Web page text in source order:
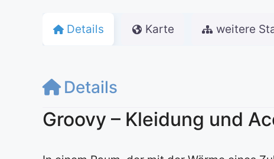
Details Karte weitere
Details
Groovy – Kleidung und